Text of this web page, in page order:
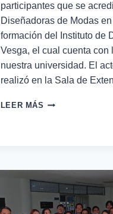
participantes que se
Diseñadoras de Modas
formación del Instituto de
Vesga, el cual cuenta con
nuestra universidad. El
realizó en la Sala de
LEER MÁS